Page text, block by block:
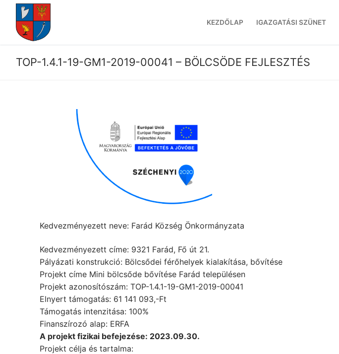
Ugrás
tartalomra
KEZDŐLAP IGAZGATÁSI SZÜNET
TOP-1.4.1-19-GM1-2019-00041 – BÖLCSÖDE FEJLESZTÉS
Kedvezményezett neve: Farád Község Önkormányzata
Kedvezményezett címe: 9321 Farád, Fő út 21.
Pályázati konstrukció: Bölcsődei férőhelyek kialakítása, bővítése
Projekt címe Mini bölcsőde bővítése Farád településen
Projekt azonosítószám: TOP-1.4.1-19-GM1-2019-00041
Elnyert támogatás: 61 141 093,-Ft
Támogatás intenzitása: 100%
Finanszírozó alap: ERFA
A projekt fizikai befejezése: 2023.09.30.
Projekt célja és tartalma: